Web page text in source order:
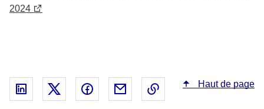
2024
Partager sur Linked In - nouvelle fenêtre
Partager sur X - nouvelle fenêtre
Partager sur Facebook - nouvelle
Partager par email - nouvelle
Copier le lien dans le
Haut de page